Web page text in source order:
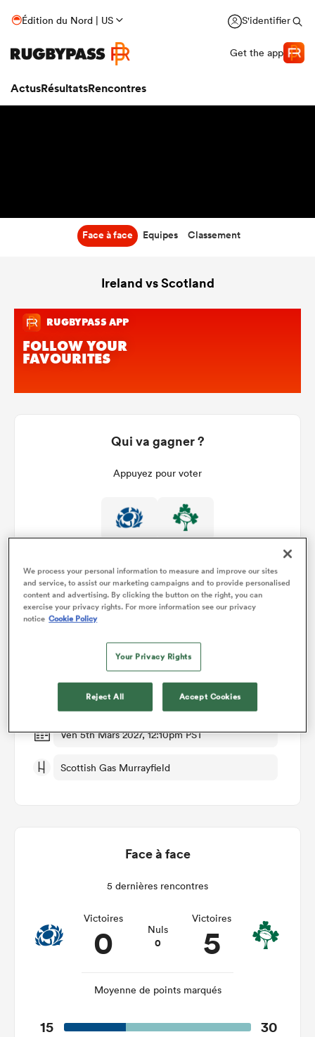
Édition du Nord | US S'identifier
Get the app
ActusRésultatsRencontres
Face à face Equipes Classement
Ireland vs Scotland
Qui va gagner ?
Appuyez pour voter
Scotland v Ireland
Manche 4
Ven 5th Mars 2027, 12:10pm PST
Scottish Gas Murrayfield
Face à face
5 dernières rencontres
Victoires
0 Nuls
0
Victoires
5
Moyenne de points marqués
15 30
We process your personal information to measure and improve our sites
and service, to assist our marketing campaigns and to provide personalised
content and advertising. By clicking the button on the right, you can
exercise your privacy rights. For more information see our privacy
notice Cookie Policy
Your Privacy Rights
Reject All Accept Cookies